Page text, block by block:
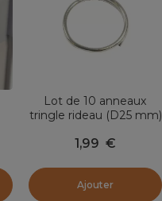
Lot de 10 anneaux
tringle rideau (D25 mm)
1,99 €
Ajouter